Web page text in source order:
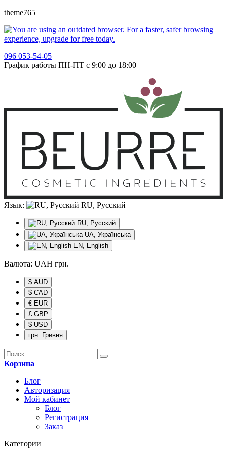
theme765
096 053-54-05
График работы ПН-ПТ с 9:00 до 18:00
Язык: RU, Русский
RU, Русский
UA, Українська
EN, English
Валюта: UAH грн.
$ AUD
$ CAD
€ EUR
£ GBP
$ USD
грн. Гривня
Корзина
Блог
Авторизация
Мой кабинет
Блог
Регистрация
Заказ
Категории